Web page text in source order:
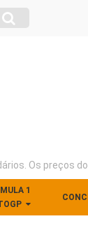
Os preços
1